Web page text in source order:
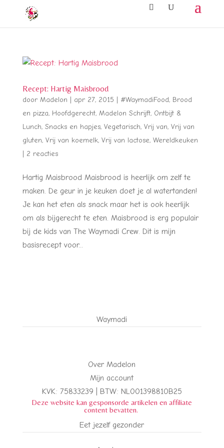
Recept: Hartig Maisbrood
door Madelon apr 27, 2015 #WaymadiFood, Brood
en pizza, Hoofdgerecht, Madelon Schrijft, Ontbijt &
Lunch, Snacks en hapjes, Vegetarisch, Vrij van, Vrij van
gluten, Vrij van koemelk, Vrij van lactose, Wereldkeuken
2 reacties
Hartig Maisbrood Maisbrood is heerlijk om zelf te
maken. De geur in je keuken doet je al watertanden!
Je kan het eten als snack maar het is ook heerlijk
om als bijgerecht te eten. Maisbrood is erg populair
bij de kids van The Waymadi Crew. Dit is mijn
basisrecept voor...
Waymadi
Over Madelon
Mijn account
KVK: 75833239 | BTW: NL001398810B25
Deze website kan gesponsorde artikelen en affiliate
content bevatten.
Eet jezelf gezonder